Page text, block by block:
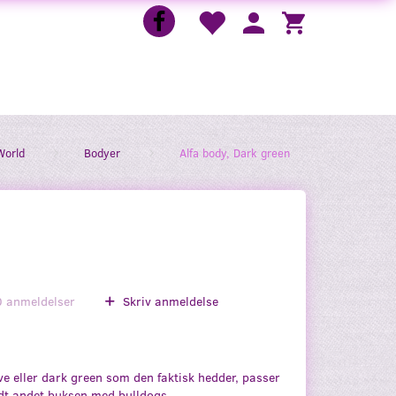
Bodyer Alfa body, Dark green
anmeldelser Skriv anmeldelse
eller dark green som den faktisk hedder, passer